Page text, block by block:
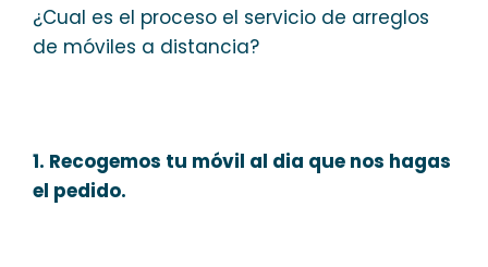
¿Cual es el proceso el servicio de arreglos
de móviles a distancia?
1. Recogemos tu móvil al dia que nos hagas
el pedido.